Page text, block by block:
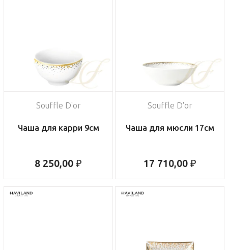
Souffle D'or
Чаша для карри 9см
8 250,00 ₽
Souffle D'or
Чаша для мюсли 17см
17 710,00 ₽